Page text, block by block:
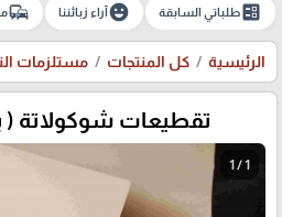
ballotطلباتي السابقة emoji_emotionsآراء زبائننا commute
الرئيسية كل المنتجات مستلزمات
تقطيعات شوكولاتة (
1 / 1